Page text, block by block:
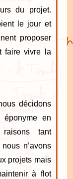
du projet.
le jour et
proposer
faire vivre la
décidons
éponyme en
tant
n’avons
projets mais
à flot